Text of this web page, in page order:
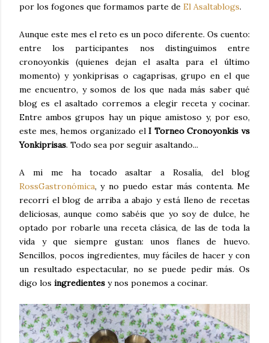
por los fogones que formamos parte de El Asaltablogs.
Aunque este mes el reto es un poco diferente. Os cuento:
entre los participantes nos distinguimos entre
cronoyonkis (quienes dejan el asalta para el último
momento) y yonkiprisas o cagaprisas, grupo en el que
me encuentro, y somos de los que nada más saber qué
blog es el asaltado corremos a elegir receta y cocinar.
Entre ambos grupos hay un pique amistoso y, por eso,
este mes, hemos organizado elI Torneo Cronoyonkis vs
Yonkiprisas. Todo sea por seguir asaltando...
A mi me ha tocado asaltar a Rosalía, del blog
RossGastronómica, y no puedo estar más contenta. Me
recorrí el blog de arriba a abajo y está lleno de recetas
deliciosas, aunque como sabéis que yo soy de dulce, he
optado por robarle una receta clásica, de las de toda la
vida y que siempre gustan: unos flanes de huevo.
Sencillos, pocos ingredientes, muy fáciles de hacer y con
un resultado espectacular, no se puede pedir más. Os
digo los ingredientes y nos ponemos a cocinar.